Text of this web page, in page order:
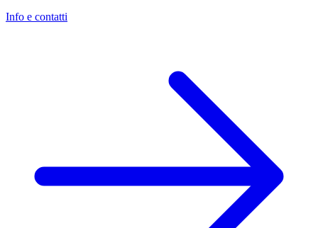
Info e contatti